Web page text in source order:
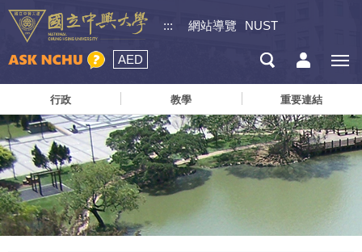
::: 網站導覽 NUST
AED
行政 教學 重要連結